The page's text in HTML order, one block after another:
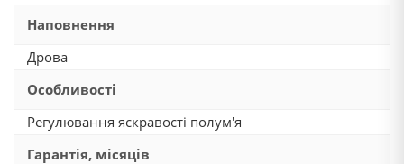
Наповнення
Дрова
Особливості
Регулювання яскравості полум'я
Гарантія, місяців